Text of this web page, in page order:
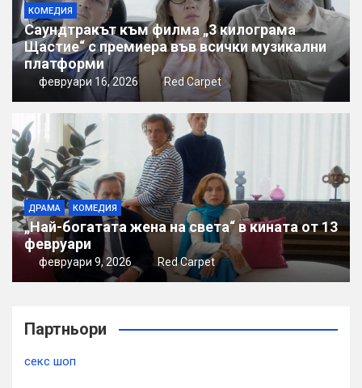
КОМЕДИЯ
Саундтракът към филма „3 килограма
Щастие“ с премиера във всички музикални
платформи
февруари 16, 2026 Red Carpet
ДРАМА КОМЕДИЯ
„Най-богатата жена на света“ в кината от 13
февруари
февруари 9, 2026 Red Carpet
Партньори
секс шоп